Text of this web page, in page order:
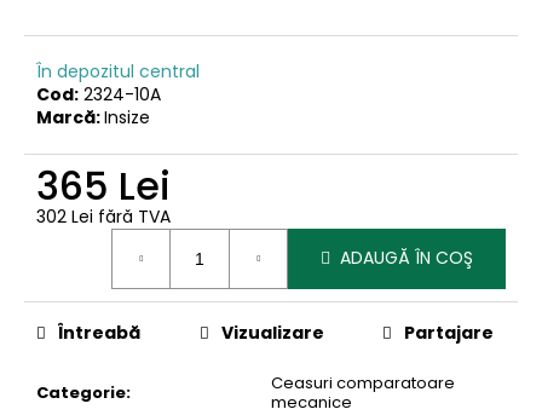
În depozitul central
Cod: 2324-10A
Marcă:Insize
365 Lei
302 Lei fără TVA
ADAUGĂ ÎN COŞ
Categorie:
Ceasuri comparatoare
mecanice
Întreabă Vizualizare Partajare